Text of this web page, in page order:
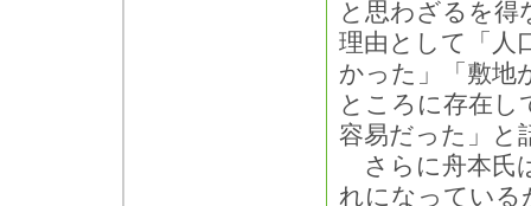
と思わざるを
理由として「人
かった」「敷地
ところに存在し
容易だった」と
さらに舟本氏
れになっている